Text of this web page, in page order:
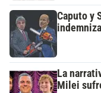
Caputo y
La
Milei